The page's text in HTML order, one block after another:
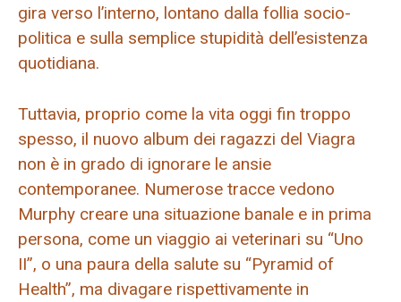
gira verso l’interno, lontano dalla follia socio-
politica e sulla semplice stupidità dell’esistenza
quotidiana.
Tuttavia, proprio come la vita oggi fin troppo
spesso, il nuovo album dei ragazzi del Viagra
non è in grado di ignorare le ansie
contemporanee. Numerose tracce vedono
Murphy creare una situazione banale e in prima
persona, come un viaggio ai veterinari su “Uno
II”, o una paura della salute su “Pyramid of
Health”, ma divagare rispettivamente in